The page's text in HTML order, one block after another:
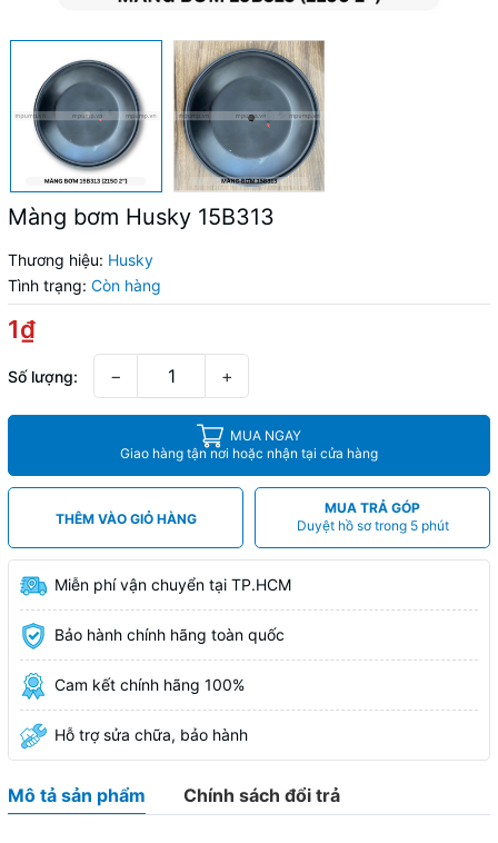
Màng bơm Husky 15B313
Thương hiệu: Husky
Tình trạng: Còn hàng
1₫
Số lượng: − +
MUA NGAY
Giao hàng tận nơi hoặc nhận tại cửa hàng
THÊM VÀO GIỎ HÀNG
MUA TRẢ GÓP
Duyệt hồ sơ trong 5 phút
Miễn phí vận chuyển tại TP.HCM
Bảo hành chính hãng toàn quốc
Cam kết chính hãng 100%
Hỗ trợ sửa chữa, bảo hành
Mô tả sản phẩm Chính sách đổi trả